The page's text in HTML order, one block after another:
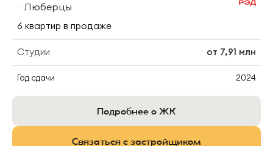
Люберцы
6 квартир в продаже
Студии от 7,91 млн
Год сдачи 2024
Подробнее о ЖК
Связаться с застройщиком